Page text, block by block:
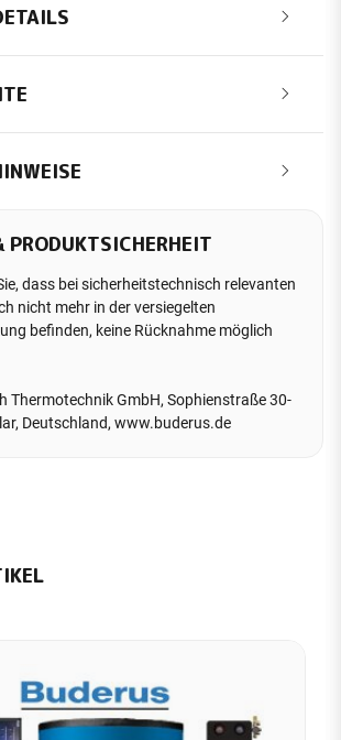
PRODUKTSICHERHEIT
dass bei sicherheitstechnisch relevanten
nicht mehr in der versiegelten
befinden, keine Rücknahme möglich
Thermotechnik GmbH, Sophienstraße 30-
Deutschland, www.buderus.de